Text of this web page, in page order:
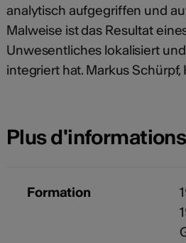
analytisch aufgegriffen und
Malweise ist das Resultat
Unwesentliches lokalisiert
integriert hat. Markus
Plus d'informations
Formation